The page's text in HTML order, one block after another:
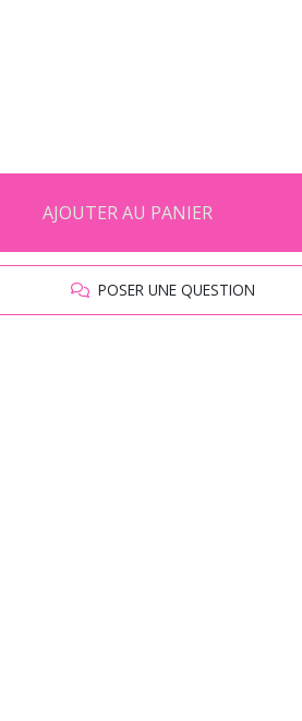
AJOUTER AU PANIER
POSER UNE QUESTION